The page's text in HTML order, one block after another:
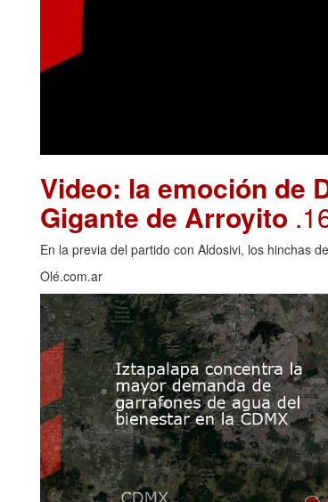
Video: la emoción de
Gigante de Arroyito
En la previa del partido con Aldosivi, los hinchas
Olé.com.ar